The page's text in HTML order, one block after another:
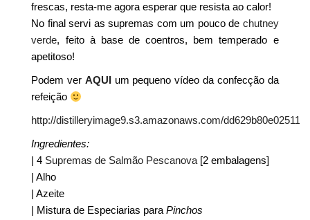
frescas, resta-me agora esperar que resista ao calor!
No final servi as supremas com um pouco de chutney
verde, feito à base de coentros, bem temperado e
apetitoso!
Podem ver AQUIum pequeno vídeo da confecção da
refeição
http://distilleryimage9.s3.amazonaws.com/
Ingredientes:
| 4 Supremas de Salmão Pescanova [2 embalagens]
| Alho
| Azeite
| Mistura de Especiarias paraPinchos